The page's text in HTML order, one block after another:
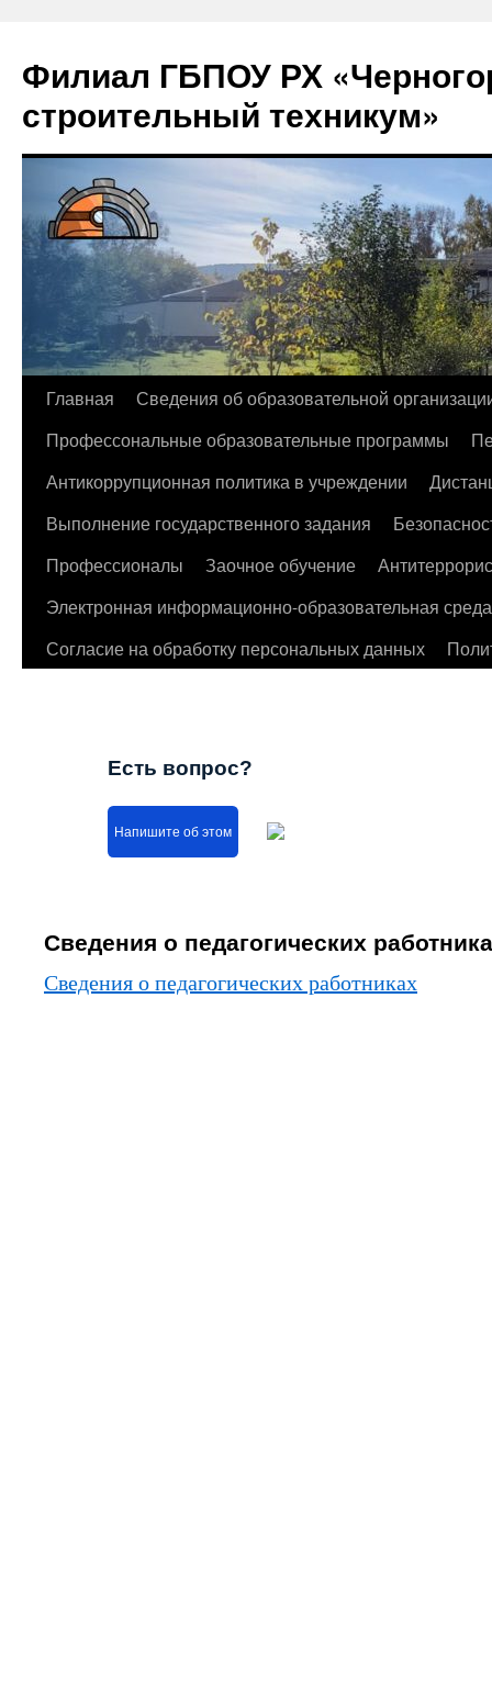
Филиал ГБПОУ РХ
строительный техникум»
Перейти
содержимому
Главная
Сведения об образовательной
Профессональные образовательные программы
Антикоррупционная политика в учреждении
Выполнение государственного задания
Профессионалы
Заочное обучение
Электронная информационно-образовательная среда
Согласие на обработку персональных данных
Есть вопрос?
Напишите об этом
Сведения о педагогических
Сведения о педагогических работниках